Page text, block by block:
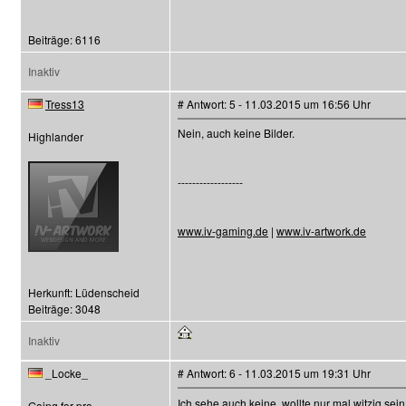
Beiträge: 6116
Inaktiv
Tress13
Highlander
Herkunft: Lüdenscheid
Beiträge: 3048
# Antwort: 5 - 11.03.2015 um 16:56 Uhr
Nein, auch keine Bilder.
------------------
www.iv-gaming.de | www.iv-artwork.de
Inaktiv
_Locke_
# Antwort: 6 - 11.03.2015 um 19:31 Uhr
Ich sehe auch keine, wollte nur mal witzig